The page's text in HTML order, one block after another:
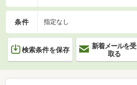
条件 指定なし
検索条件を保存
新着メールを受
取る